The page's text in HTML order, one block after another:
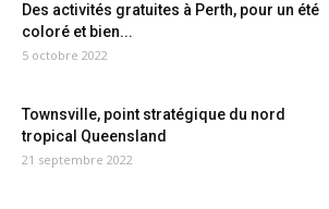
Des activités gratuites à Perth, pour un été
coloré et bien...
5 octobre 2022
Townsville, point stratégique du nord
tropical Queensland
21 septembre 2022